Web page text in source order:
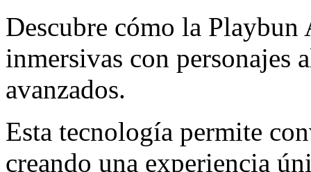
Descubre cómo la
inmersivas con personajes
avanzados.
Esta tecnología permite
creando una experiencia